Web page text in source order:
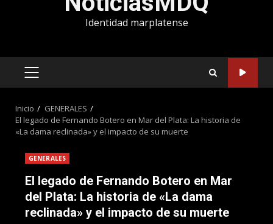
Identidad marplatense
MENÚ
Inicio
GENERALES
El legado de Fernando Botero en Mar del Plata: La historia de
«La dama reclinada» y el impacto de su muerte
GENERALES
El legado de Fernando Botero en Mar
del Plata: La historia de «La dama
reclinada» y el impacto de su muerte